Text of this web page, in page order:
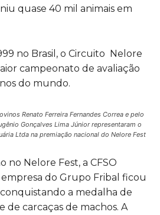
quase 40 mil animais em
no Brasil, o Circuito Nelore
campeonato de avaliação
do mundo.
Renato Ferreira Fernandes Correa e pelo
Gonçalves Lima Júnior representaram o
Ltda na premiação nacional do Nelore Fest
no Nelore Fest, a CFSO
do Grupo Fribal ficou
a medalha de
de carcaças de machos. A